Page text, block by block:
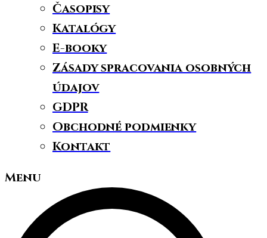
Časopisy
Katalógy
E-booky
Zásady spracovania osobných
údajov
GDPR
Obchodné podmienky
Kontakt
Menu